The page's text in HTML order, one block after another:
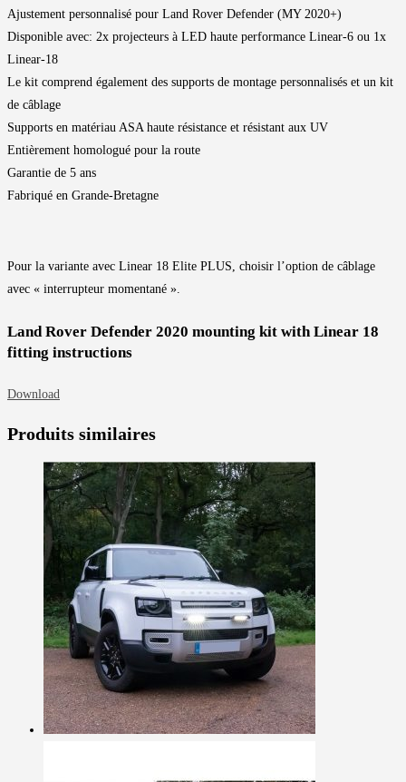
Ajustement personnalisé pour Land Rover Defender (MY 2020+)
Disponible avec: 2x projecteurs à LED haute performance Linear-6 ou 1x
Linear-18
Le kit comprend également des supports de montage personnalisés et un kit
de câblage
Supports en matériau ASA haute résistance et résistant aux UV
Entièrement homologué pour la route
Garantie de 5 ans
Fabriqué en Grande-Bretagne
Pour la variante avec Linear 18 Elite PLUS, choisir l’option de câblage
avec « interrupteur momentané ».
Land Rover Defender 2020 mounting kit with Linear 18
fitting instructions
Download
Produits similaires